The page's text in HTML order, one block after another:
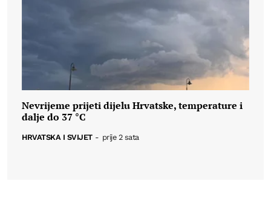
Nevrijeme prijeti dijelu Hrvatske, temperature i
dalje do 37 °C
HRVATSKA I SVIJET - prije 2 sata